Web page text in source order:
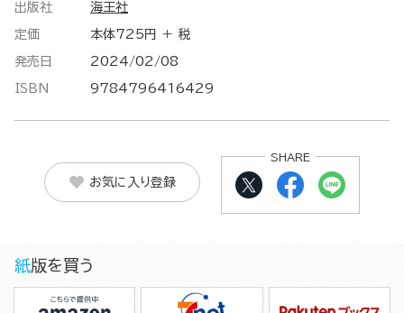
出版社 海王社
定価 本体725円 ＋ 税
発売日 2024/02/08
ISBN 9784796416429
お気に入り登録
SHARE
紙版を買う